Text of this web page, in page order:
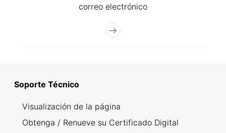
correo electrónico
Soporte Técnico
Visualización de la página
Obtenga / Renueve su Certificado Digital